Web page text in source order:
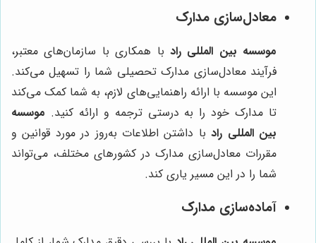
معادل‌سازی مدارک
موسسه بین المللی راد با همکاری با سازمان‌های معتبر،
فرآیند معادل‌سازی مدارک تحصیلی شما را تسهیل می‌کند.
این موسسه با ارائه راهنمایی‌های لازم، به شما کمک می‌کند
تا مدارک خود را به درستی ترجمه و ارائه کنید. موسسه
بین المللی رادبا داشتن اطلاعات به‌روز در مورد قوانین و
مقررات معادل‌سازی مدارک در کشورهای مختلف، می‌تواند
شما را در این مسیر یاری کند.
آماده‌سازی مدارک